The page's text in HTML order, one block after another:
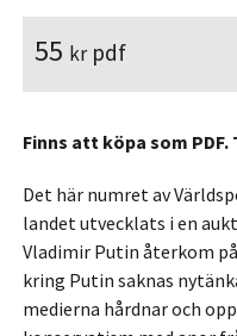
55 krpdf
Finns att köpa som
Det här numret av
landet utvecklats i en
Vladimir Putin återkom
kring Putin saknas
medierna hårdnar och